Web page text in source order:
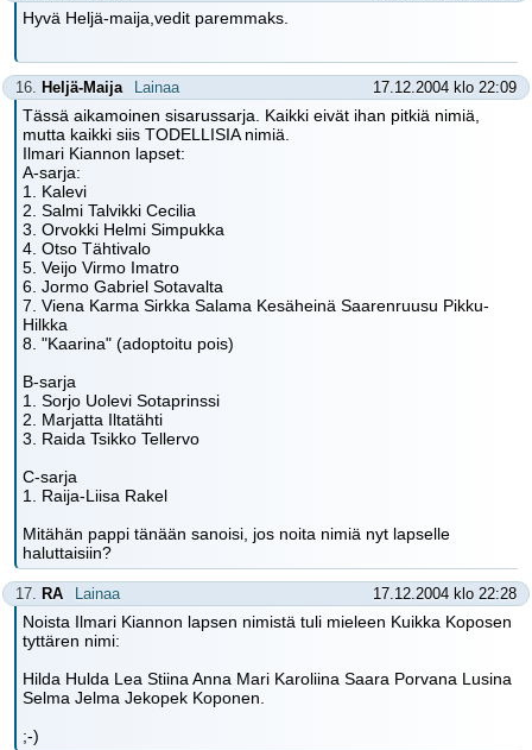
Hyvä Heljä-maija,vedit paremmaks.
16. Heljä-Maija Lainaa 17.12.2004 klo 22:09
Tässä aikamoinen sisarussarja. Kaikki eivät ihan pitkiä nimiä,
mutta kaikki siis TODELLISIA nimiä.
Ilmari Kiannon lapset:
A-sarja:
1. Kalevi
2. Salmi Talvikki Cecilia
3. Orvokki Helmi Simpukka
4. Otso Tähtivalo
5. Veijo Virmo Imatro
6. Jormo Gabriel Sotavalta
7. Viena Karma Sirkka Salama Kesäheinä Saarenruusu Pikku-
Hilkka
8. "Kaarina" (adoptoitu pois)
B-sarja
1. Sorjo Uolevi Sotaprinssi
2. Marjatta Iltatähti
3. Raida Tsikko Tellervo
C-sarja
1. Raija-Liisa Rakel
Mitähän pappi tänään sanoisi, jos noita nimiä nyt lapselle
haluttaisiin?
17. RA Lainaa 17.12.2004 klo 22:28
Noista Ilmari Kiannon lapsen nimistä tuli mieleen Kuikka Koposen
tyttären nimi:
Hilda Hulda Lea Stiina Anna Mari Karoliina Saara Porvana Lusina
Selma Jelma Jekopek Koponen.
;-)